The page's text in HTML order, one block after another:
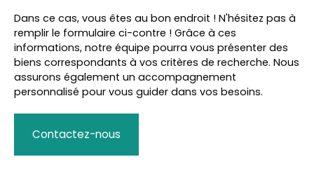
Dans ce cas, vous êtes au bon endroit ! N'hésitez pas à
remplir le formulaire ci-contre ! Grâce à ces
informations, notre équipe pourra vous présenter des
biens correspondants à vos critères de recherche. Nous
assurons également un accompagnement
personnalisé pour vous guider dans vos besoins.
Contactez-nous